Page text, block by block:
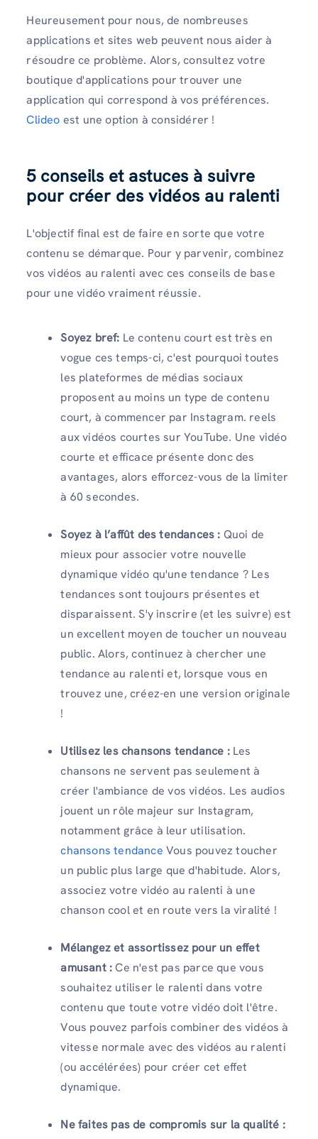
Heureusement pour nous, de nombreuses
applications et sites web peuvent nous aider à
résoudre ce problème. Alors, consultez votre
boutique d'applications pour trouver une
application qui correspond à vos préférences.
Clideo est une option à considérer !
5 conseils et astuces à suivre
pour créer des vidéos au ralenti
L'objectif final est de faire en sorte que votre
contenu se démarque. Pour y parvenir, combinez
vos vidéos au ralenti avec ces conseils de base
pour une vidéo vraiment réussie.
Soyez bref: Le contenu court est très en
vogue ces temps-ci, c'est pourquoi toutes
les plateformes de médias sociaux
proposent au moins un type de contenu
court, à commencer par Instagram. reels
aux vidéos courtes sur YouTube. Une vidéo
courte et efficace présente donc des
avantages, alors efforcez-vous de la limiter
à 60 secondes.
Soyez à l’affût des tendances : Quoi de
mieux pour associer votre nouvelle
dynamique vidéo qu'une tendance ? Les
tendances sont toujours présentes et
disparaissent. S'y inscrire (et les suivre) est
un excellent moyen de toucher un nouveau
public. Alors, continuez à chercher une
tendance au ralenti et, lorsque vous en
trouvez une, créez-en une version originale
!
Utilisez les chansons tendance :Les
chansons ne servent pas seulement à
créer l'ambiance de vos vidéos. Les audios
jouent un rôle majeur sur Instagram,
notamment grâce à leur utilisation.
chansons tendance Vous pouvez toucher
un public plus large que d'habitude. Alors,
associez votre vidéo au ralenti à une
chanson cool et en route vers la viralité !
Mélangez et assortissez pour un effet
amusant :Ce n'est pas parce que vous
souhaitez utiliser le ralenti dans votre
contenu que toute votre vidéo doit l'être.
Vous pouvez parfois combiner des vidéos à
vitesse normale avec des vidéos au ralenti
(ou accélérées) pour créer cet effet
dynamique.
Ne faites pas de compromis sur la qualité :